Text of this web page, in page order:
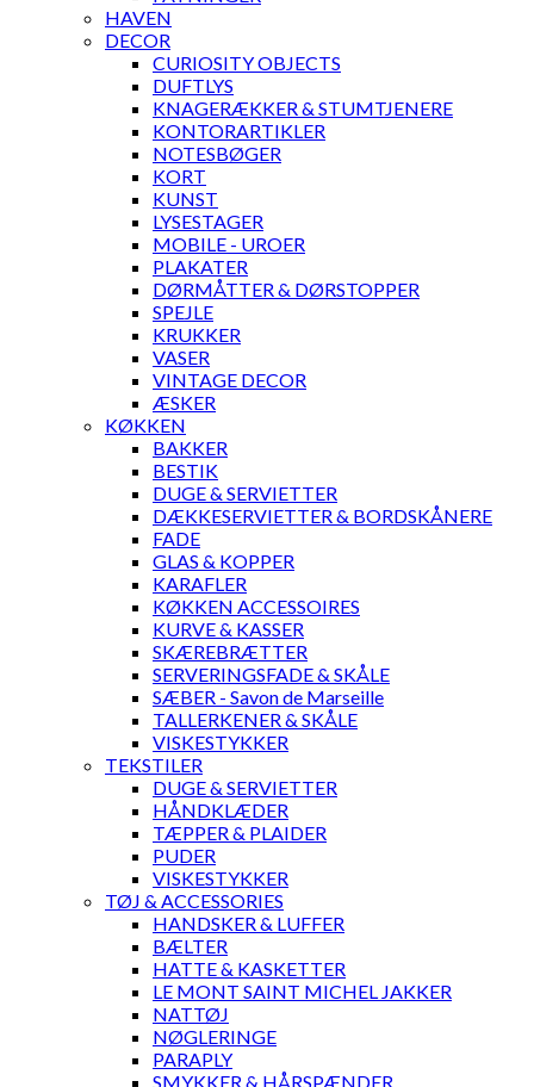
HAVEN
DECOR
CURIOSITY OBJECTS
DUFTLYS
KNAGERÆKKER & STUMTJENERE
KONTORARTIKLER
NOTESBØGER
KORT
KUNST
LYSESTAGER
MOBILE - UROER
PLAKATER
DØRMÅTTER & DØRSTOPPER
SPEJLE
KRUKKER
VASER
VINTAGE DECOR
ÆSKER
KØKKEN
BAKKER
BESTIK
DUGE & SERVIETTER
DÆKKESERVIETTER & BORDSKÅNERE
FADE
GLAS & KOPPER
KARAFLER
KØKKEN ACCESSOIRES
KURVE & KASSER
SKÆREBRÆTTER
SERVERINGSFADE & SKÅLE
SÆBER - Savon de Marseille
TALLERKENER & SKÅLE
VISKESTYKKER
TEKSTILER
DUGE & SERVIETTER
HÅNDKLÆDER
TÆPPER & PLAIDER
PUDER
VISKESTYKKER
TØJ & ACCESSORIES
HANDSKER & LUFFER
BÆLTER
HATTE & KASKETTER
LE MONT SAINT MICHEL JAKKER
NATTØJ
NØGLERINGE
PARAPLY
SMYKKER & HÅRSPÆNDER